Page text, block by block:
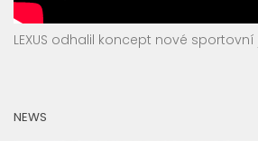
LEXUS odhalil koncept nové sportovní
NEWS